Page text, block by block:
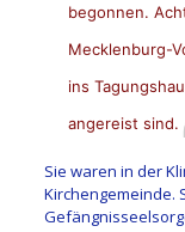
begonnen.
Mecklenburg-
ins
angereist sind.
Sie waren in der
Kirchengemeinde.